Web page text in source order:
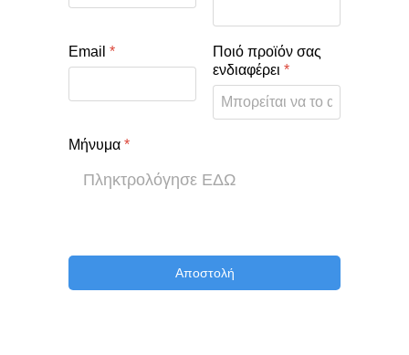
Email *
Ποιό προϊόν σας
ενδιαφέρει *
Μήνυμα *
Αποστολή